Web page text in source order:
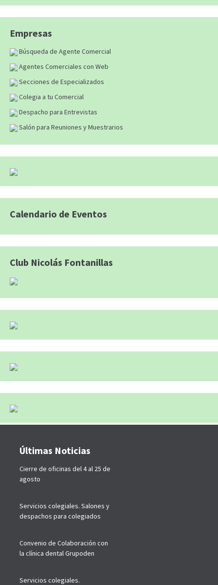
Empresas
Búsqueda de Agente Comercial
Agentes Comerciales con Web
Secciones de Especializados
Colegia a tu Comercial
Despacho para Entrevistas
Salón para Reuniones y Muestrarios
Calendario de Eventos
Club Nicolás Fontanillas
Últimas Noticias
Cierre de oficinas del 4 al 25 de
agosto
Servicios colegiales. Salones y
despachos para colegiados
Convenio de Colaboración con
la clínica dental Grupoden
Servicios colegiales.